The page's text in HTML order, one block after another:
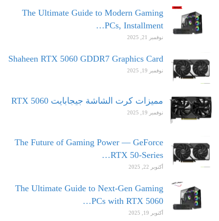
The Ultimate Guide to Modern Gaming
PCs, Installment…
نوفمبر 21, 2025
Shaheen RTX 5060 GDDR7 Graphics Card
نوفمبر 19, 2025
مميزات كرت الشاشة جيجابايت RTX 5060
نوفمبر 19, 2025
The Future of Gaming Power — GeForce
RTX 50-Series…
أكتوبر 22, 2025
The Ultimate Guide to Next-Gen Gaming
PCs with RTX 5060…
أكتوبر 19, 2025